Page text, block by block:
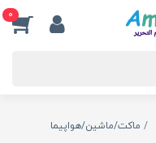
0
ماکت/ماشین/هواپیما